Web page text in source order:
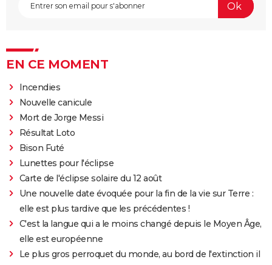
EN CE MOMENT
Incendies
Nouvelle canicule
Mort de Jorge Messi
Résultat Loto
Bison Futé
Lunettes pour l'éclipse
Carte de l'éclipse solaire du 12 août
Une nouvelle date évoquée pour la fin de la vie sur Terre :
elle est plus tardive que les précédentes !
C'est la langue qui a le moins changé depuis le Moyen Âge,
elle est européenne
Le plus gros perroquet du monde, au bord de l'extinction il